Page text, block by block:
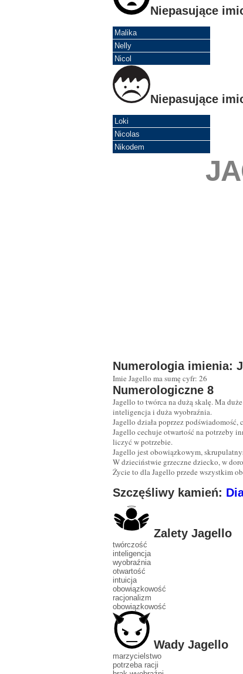
Niepasujące
Malika
Nelly
Nicol
Niepasujące
Loki
Nicolas
Nikodem
Numerologia imienia:
Imie Jagello ma sumę cyfr: 26
Numerologiczne 8
Jagello to twórca na dużą skalę. Ma
inteligencja i duża wyobraźnia.
Jagello działa poprzez
Jagello cechuje otwartość na potrzeby
liczyć w potrzebie.
Jagello jest obowiązkowym,
W dzieciństwie grzeczne dziecko, w
Życie to dla Jagello przede wszystkim
Szczęśliwy kamień:
Zalety Jagello
twórczość
inteligencja
wyobraźnia
otwartość
intuicja
obowiązkowość
racjonalizm
obowiązkowość
Wady Jagello
marzycielstwo
potrzeba racji